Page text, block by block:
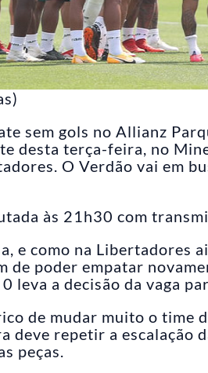
sem gols no Allianz
desta terça-feira, no
O Verdão vai em
às 21h30 com
e como na Libertadores
de poder empatar
leva a decisão da vaga
de mudar muito o time
repetir a escalação
peças.